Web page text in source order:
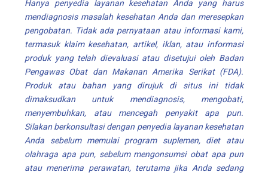
Hanya penyedia layanan kesehatan Anda yang harus
mendiagnosis masalah kesehatan Anda dan meresepkan
pengobatan. Tidak ada pernyataan atau informasi kami,
termasuk klaim kesehatan, artikel, iklan, atau informasi
produk yang telah dievaluasi atau disetujui oleh Badan
Pengawas Obat dan Makanan Amerika Serikat (FDA).
Produk atau bahan yang dirujuk di situs ini tidak
dimaksudkan untuk mendiagnosis, mengobati,
menyembuhkan, atau mencegah penyakit apa pun.
Silakan berkonsultasi dengan penyedia layanan kesehatan
Anda sebelum memulai program suplemen, diet atau
olahraga apa pun, sebelum mengonsumsi obat apa pun
atau menerima perawatan, terutama jika Anda sedang